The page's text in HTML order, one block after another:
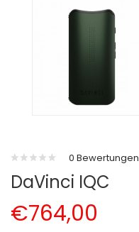
0 Bewertungen
DaVinci IQC
€764,00